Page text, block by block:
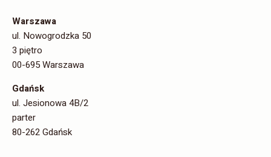
nie korzystające z
pomocy
psychiatrycznej, teraz
masowo doświadczają
depresji” – alarmuje
psychoterapeutka
Warszawa
ul. Nowogrodzka 50
3 piętro
00-695 Warszawa
Gdańsk
ul. Jesionowa 4B/2
parter
80-262 Gdańsk